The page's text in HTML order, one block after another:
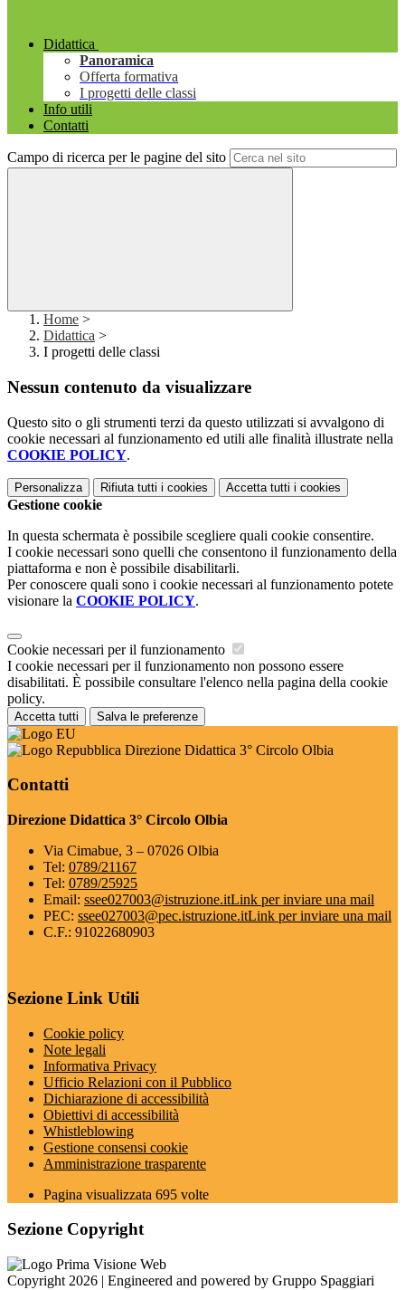
Didattica
Panoramica
Offerta formativa
I progetti delle classi
Info utili
Contatti
Campo di ricerca per le pagine del sito
Home >
Didattica >
I progetti delle classi
Nessun contenuto da visualizzare
Questo sito o gli strumenti terzi da questo utilizzati si avvalgono di
cookie necessari al funzionamento ed utili alle finalità illustrate nella
COOKIE POLICY.
Personalizza Rifiuta tutti i cookies Accetta tutti i cookies
Gestione cookie
In questa schermata è possibile scegliere quali cookie consentire.
I cookie necessari sono quelli che consentono il funzionamento della
piattaforma e non è possibile disabilitarli.
Per conoscere quali sono i cookie necessari al funzionamento potete
visionare la COOKIE POLICY.
Cookie necessari per il funzionamento
I cookie necessari per il funzionamento non possono essere
disabilitati. È possibile consultare l'elenco nella pagina della cookie
policy.
Accetta tutti Salva le preferenze
Direzione Didattica 3° Circolo Olbia
Contatti
Direzione Didattica 3° Circolo Olbia
Via Cimabue, 3 – 07026 Olbia
Tel: 0789/21167
Tel: 0789/25925
Email: ssee027003@istruzione.itLink per inviare una mail
PEC: ssee027003@pec.istruzione.itLink per inviare una mail
C.F.: 91022680903
Sezione Link Utili
Cookie policy
Note legali
Informativa Privacy
Ufficio Relazioni con il Pubblico
Dichiarazione di accessibilità
Obiettivi di accessibilità
Whistleblowing
Gestione consensi cookie
Amministrazione trasparente
Pagina visualizzata 695 volte
Sezione Copyright
Copyright 2026 | Engineered and powered by Gruppo Spaggiari